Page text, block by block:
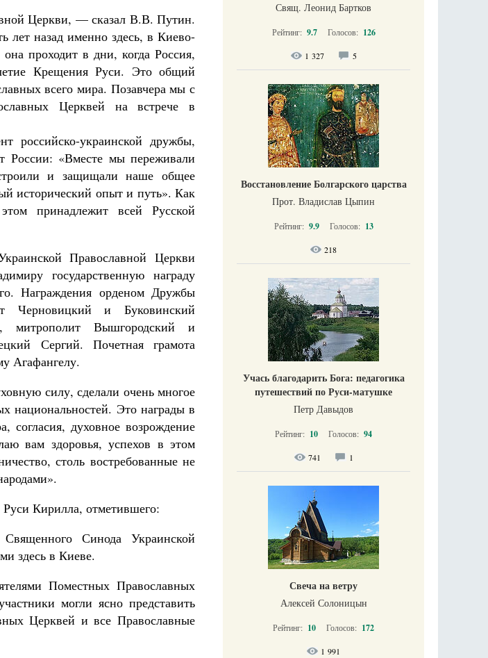
Церкви, — сказал В.В. Путин.
назад именно здесь, в Киево-
проходит в дни, когда Россия,
Крещения Руси. Это общий
всего мира. Позавчера мы с
Церквей на встрече в
российско-украинской дружбы,
России: «Вместе мы переживали
и защищали наше общее
исторический опыт и путь». Как
принадлежит всей Русской
Православной Церкви
государственную награду
Награждения орденом Дружбы
Черновицкий и Буковинский
митрополит Вышгородский и
Сергий. Почетная грамота
Агафангелу.
силу, сделали очень многое
национальностей. Это награды в
согласия, духовное возрождение
вам здоровья, успехов в этом
столь востребованные не
Руси Кирилла, отметившего:
Синода Украинской
здесь в Киеве.
Поместных Православных
могли ясно представить
Церквей и все Православные
Свящ. Леонид Бартков
Рейтинг: 9.7 Голосов: 126
1 327 5
Восстановление Болгарского царства
Прот. Владислав Цыпин
Рейтинг: 9.9 Голосов: 13
218
Учась благодарить Бога: педагогика
путешествий по Руси-матушке
Петр Давыдов
Рейтинг: 10 Голосов: 94
741 1
Свеча на ветру
Алексей Солоницын
Рейтинг: 10 Голосов: 172
1 991